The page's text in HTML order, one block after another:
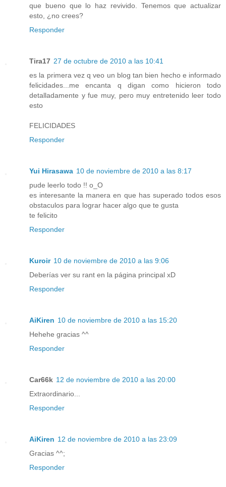
que bueno que lo haz revivido. Tenemos que actualizar
esto, ¿no crees?
Responder
Tira17 27 de octubre de 2010 a las 10:41
es la primera vez q veo un blog tan bien hecho e informado
felicidades...me encanta q digan como hicieron todo
detalladamente y fue muy, pero muy entretenido leer todo
esto
FELICIDADES
Responder
Yui Hirasawa 10 de noviembre de 2010 a las 8:17
pude leerlo todo !! o_O
es interesante la manera en que has superado todos esos
obstaculos para lograr hacer algo que te gusta
te felicito
Responder
Kuroir 10 de noviembre de 2010 a las 9:06
Deberías ver su rant en la página principal xD
Responder
AiKiren 10 de noviembre de 2010 a las 15:20
Hehehe gracias ^^
Responder
Car66k 12 de noviembre de 2010 a las 20:00
Extraordinario...
Responder
AiKiren 12 de noviembre de 2010 a las 23:09
Gracias ^^;
Responder